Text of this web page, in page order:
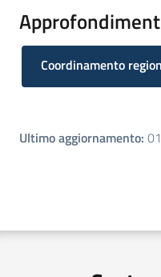
Coordinamento
Ultimo aggiornamento: